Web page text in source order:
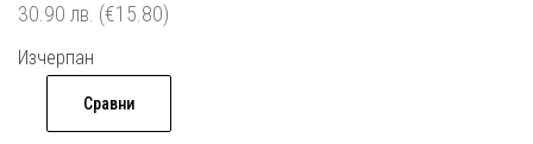
30.90 лв. (€15.80)
Изчерпан
Сравни